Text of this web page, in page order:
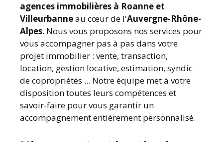
agences immobilières à Roanne et
Villeurbanneau cœur de l'Auvergne-Rhône-
Alpes. Nous vous proposons nos services pour
vous accompagner pas à pas dans votre
projet immobilier : vente, transaction,
location, gestion locative, estimation, syndic
de copropriétés ... Notre équipe met à votre
disposition toutes leurs compétences et
savoir-faire pour vous garantir un
accompagnement entièrement personnalisé.